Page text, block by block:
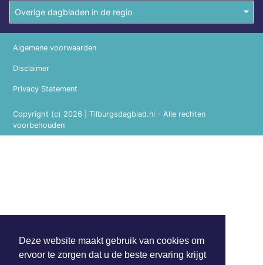
Deze website maakt gebruik van cookies om
ervoor te zorgen dat u de beste ervaring krijgt
Overige dagbladen in de regio
Copyright (c) 2026 | Tilburgsdagblad.nl - Alle rechten
voorbehouden
Algemene voorwaarden
Disclaimer
Privacy Statement